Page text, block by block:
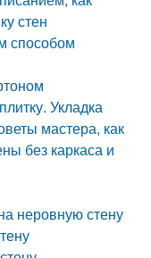
стен
способом
Укладка
мастера, как
без каркаса и
неровную стену